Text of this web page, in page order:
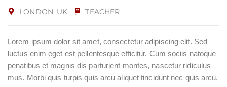
LONDON, UK TEACHER
Lorem ipsum dolor sit amet, consectetur adipiscing elit. Sed
luctus enim eget est pellentesque efficitur. Cum sociis natoque
penatibus et magnis dis parturient montes, nascetur ridiculus
mus. Morbi quis turpis quis arcu aliquet tincidunt nec quis arcu.